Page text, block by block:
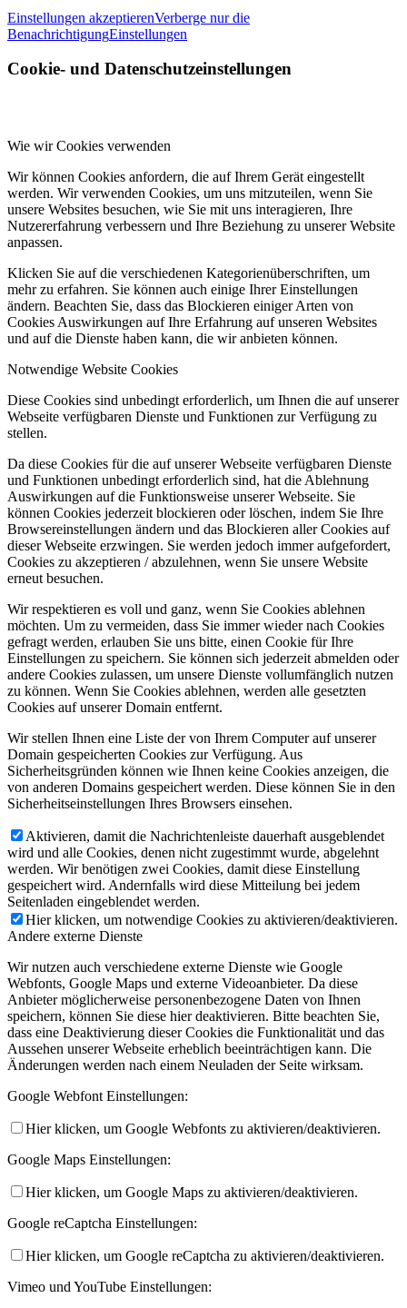
Einstellungen akzeptierenVerberge nur die
BenachrichtigungEinstellungen
Cookie- und Datenschutzeinstellungen
Wie wir Cookies verwenden
Wir können Cookies anfordern, die auf Ihrem Gerät eingestellt
werden. Wir verwenden Cookies, um uns mitzuteilen, wenn Sie
unsere Websites besuchen, wie Sie mit uns interagieren, Ihre
Nutzererfahrung verbessern und Ihre Beziehung zu unserer Website
anpassen.
Klicken Sie auf die verschiedenen Kategorienüberschriften, um
mehr zu erfahren. Sie können auch einige Ihrer Einstellungen
ändern. Beachten Sie, dass das Blockieren einiger Arten von
Cookies Auswirkungen auf Ihre Erfahrung auf unseren Websites
und auf die Dienste haben kann, die wir anbieten können.
Notwendige Website Cookies
Diese Cookies sind unbedingt erforderlich, um Ihnen die auf unserer
Webseite verfügbaren Dienste und Funktionen zur Verfügung zu
stellen.
Da diese Cookies für die auf unserer Webseite verfügbaren Dienste
und Funktionen unbedingt erforderlich sind, hat die Ablehnung
Auswirkungen auf die Funktionsweise unserer Webseite. Sie
können Cookies jederzeit blockieren oder löschen, indem Sie Ihre
Browsereinstellungen ändern und das Blockieren aller Cookies auf
dieser Webseite erzwingen. Sie werden jedoch immer aufgefordert,
Cookies zu akzeptieren / abzulehnen, wenn Sie unsere Website
erneut besuchen.
Wir respektieren es voll und ganz, wenn Sie Cookies ablehnen
möchten. Um zu vermeiden, dass Sie immer wieder nach Cookies
gefragt werden, erlauben Sie uns bitte, einen Cookie für Ihre
Einstellungen zu speichern. Sie können sich jederzeit abmelden oder
andere Cookies zulassen, um unsere Dienste vollumfänglich nutzen
zu können. Wenn Sie Cookies ablehnen, werden alle gesetzten
Cookies auf unserer Domain entfernt.
Wir stellen Ihnen eine Liste der von Ihrem Computer auf unserer
Domain gespeicherten Cookies zur Verfügung. Aus
Sicherheitsgründen können wie Ihnen keine Cookies anzeigen, die
von anderen Domains gespeichert werden. Diese können Sie in den
Sicherheitseinstellungen Ihres Browsers einsehen.
Aktivieren, damit die Nachrichtenleiste dauerhaft ausgeblendet
wird und alle Cookies, denen nicht zugestimmt wurde, abgelehnt
werden. Wir benötigen zwei Cookies, damit diese Einstellung
gespeichert wird. Andernfalls wird diese Mitteilung bei jedem
Seitenladen eingeblendet werden.
Hier klicken, um notwendige Cookies zu aktivieren/deaktivieren.
Andere externe Dienste
Wir nutzen auch verschiedene externe Dienste wie Google
Webfonts, Google Maps und externe Videoanbieter. Da diese
Anbieter möglicherweise personenbezogene Daten von Ihnen
speichern, können Sie diese hier deaktivieren. Bitte beachten Sie,
dass eine Deaktivierung dieser Cookies die Funktionalität und das
Aussehen unserer Webseite erheblich beeinträchtigen kann. Die
Änderungen werden nach einem Neuladen der Seite wirksam.
Google Webfont Einstellungen:
Hier klicken, um Google Webfonts zu aktivieren/deaktivieren.
Google Maps Einstellungen:
Hier klicken, um Google Maps zu aktivieren/deaktivieren.
Google reCaptcha Einstellungen:
Hier klicken, um Google reCaptcha zu aktivieren/deaktivieren.
Vimeo und YouTube Einstellungen: